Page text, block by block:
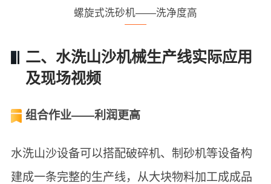
螺旋式洗砂机——洗净度高
二、水洗山沙机械生产线实际应用
及现场视频
组合作业——利润更高
水洗山沙设备可以搭配破碎机、制砂机等设备构
建成一条完整的生产线，从大块物料加工成成品